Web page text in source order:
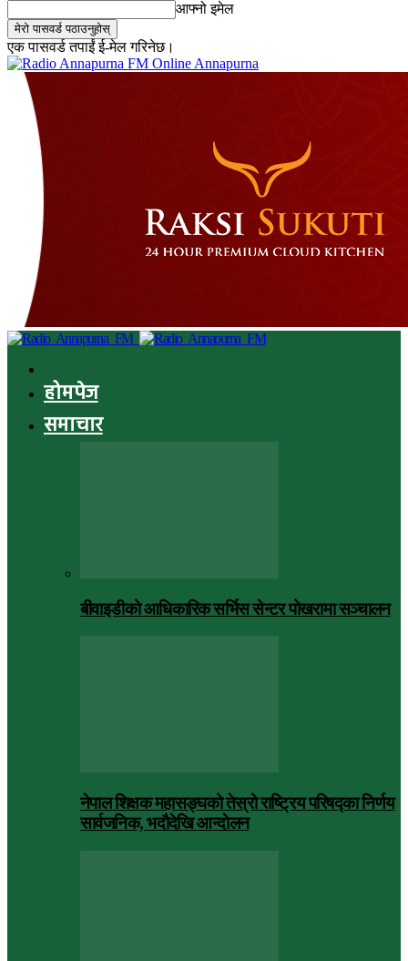
आफ्नो इमेल
एक पासवर्ड तपाईं ई-मेल गरिनेछ।
Online Annapurna
होमपेज
समाचार
बीवाइडीको आधिकारिक सर्भिस सेन्टर पोखरामा सञ्चालन
नेपाल शिक्षक महासङ्घको तेस्रो राष्ट्रिय परिषद्का निर्णय
सार्वजनिक, भदाैदेखि आन्दाेलन